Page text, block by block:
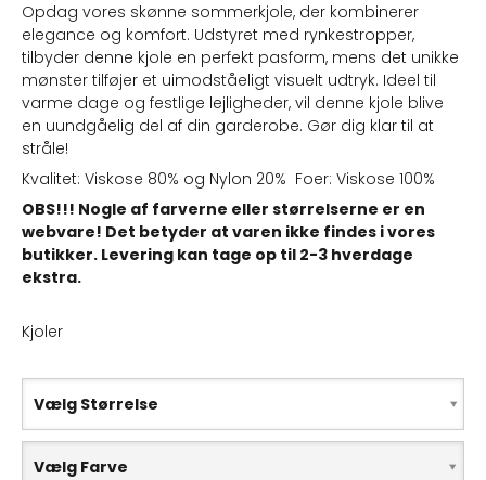
Opdag vores skønne sommerkjole, der kombinerer
elegance og komfort. Udstyret med rynkestropper,
tilbyder denne kjole en perfekt pasform, mens det unikke
mønster tilføjer et uimodståeligt visuelt udtryk. Ideel til
varme dage og festlige lejligheder, vil denne kjole blive
en uundgåelig del af din garderobe. Gør dig klar til at
stråle!
Kvalitet: Viskose 80% og Nylon 20% Foer: Viskose 100%
OBS!!! Nogle af farverne eller størrelserne er en
webvare! Det betyder at varen ikke findes i vores
butikker. Levering kan tage op til 2-3 hverdage
ekstra.
Kjoler
Vælg Størrelse
Vælg Farve